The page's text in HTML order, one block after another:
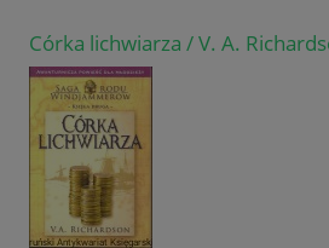
Córka lichwiarza / V. A.